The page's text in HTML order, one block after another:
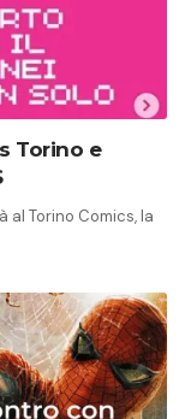
Torino e
al Torino Comics, la